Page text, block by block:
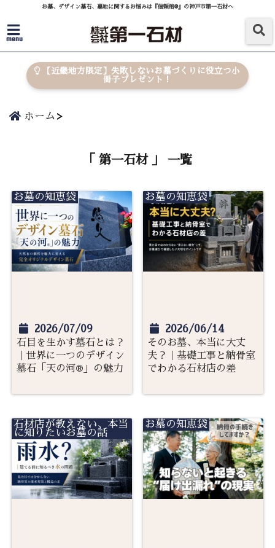
お墓、デザイン墓石、墓地に関するお悩みは『信頼棺®』の神戸市第一石材へ
menu
【近畿地方限定】失敗しないお墓づくりに役立つ小
冊子プレゼント！
ホーム
「 第一石材 」 一覧
お墓の知恵袋
2026/07/09
石目を生かす墓石とは？
｜世界に一つのデザイン
墓石「天の河®」の魅力
お墓の知恵袋
2026/06/14
そのお墓、本当に大丈
夫？｜基礎工事と納骨室
でわかる石材店の差
石材店が教えない、本当
に知りたいお墓の話
お墓の知恵袋